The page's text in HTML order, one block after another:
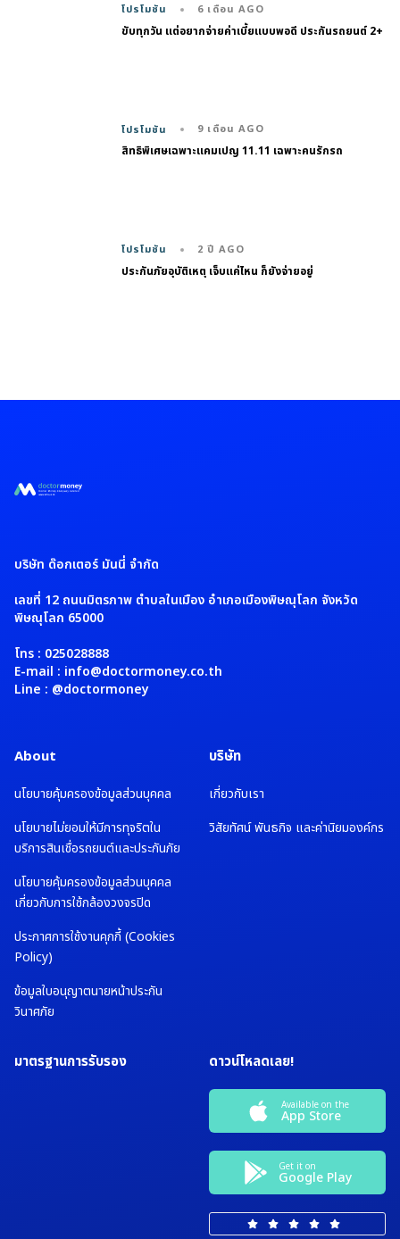
โปรโมชัน 6 เดือน AGO
ขับทุกวัน แต่อยากจ่ายค่าเบี้ยแบบพอดี ประกันรถยนต์ 2+
โปรโมชัน 9 เดือน AGO
สิทธิพิเศษเฉพาะแคมเปญ 11.11 เฉพาะคนรักรถ
โปรโมชัน 2 ปี AGO
ประกันภัยอุบัติเหตุ เจ็บแค่ไหน ก็ยังจ่ายอยู่
บริษัท ด๊อกเตอร์ มันนี่ จำกัด
เลขที่ 12 ถนนมิตรภาพ ตำบลในเมือง อำเภอเมืองพิษณุโลก จังหวัด
พิษณุโลก 65000
โทร : 025028888
E-mail : info@doctormoney.co.th
Line : @doctormoney
About
นโยบายคุ้มครองข้อมูลส่วนบุคคล
นโยบายไม่ยอมให้มีการทุจริตใน
บริการสินเชื่อรถยนต์และประกันภัย
นโยบายคุ้มครองข้อมูลส่วนบุคคล
เกี่ยวกับการใช้กล้องวงจรปิด
ประกาศการใช้งานคุกกี้ (Cookies
Policy)
ข้อมูลใบอนุญาตนายหน้าประกัน
วินาศภัย
บริษัท
เกี่ยวกับเรา
วิสัยทัศน์ พันธกิจ และค่านิยมองค์กร
มาตรฐานการรับรอง ดาวน์โหลดเลย!
Available on the
App Store
Get it on
Google Play